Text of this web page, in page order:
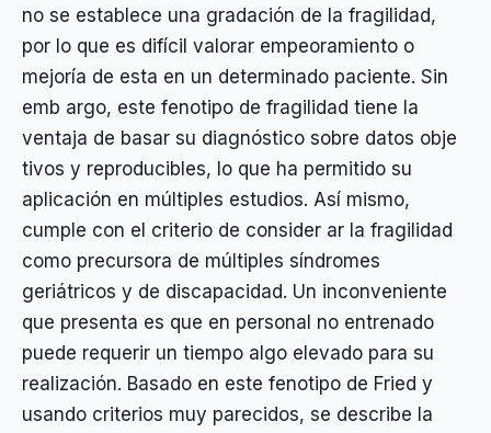
no se establece una gradación de la fragilidad,
por lo que es difícil valorar empeoramiento o
mejoría de esta en un determinado paciente. Sin
emb argo, este fenotipo de fragilidad tiene la
ventaja de basar su diagnóstico sobre datos obje
tivos y reproducibles, lo que ha permitido su
aplicación en múltiples estudios. Así mismo,
cumple con el criterio de consider ar la fragilidad
como precursora de múltiples síndromes
geriátricos y de discapacidad. Un inconveniente
que presenta es que en personal no entrenado
puede requerir un tiempo algo elevado para su
realización. Basado en este fenotipo de Fried y
usando criterios muy parecidos, se describe la